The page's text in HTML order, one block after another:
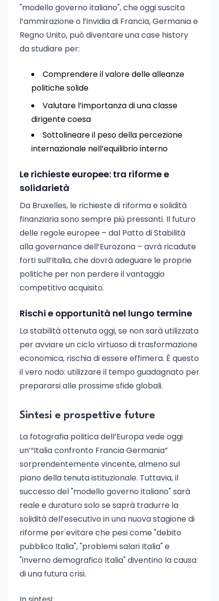
"modello governo italiano", che oggi suscita
l’ammirazione o l’invidia di Francia, Germania e
Regno Unito, può diventare una case history
da studiare per:
Comprendere il valore delle alleanze
politiche solide
Valutare l’importanza di una classe
dirigente coesa
Sottolineare il peso della percezione
internazionale nell’equilibrio interno
Le richieste europee: tra riforme e
solidarietà
Da Bruxelles, le richieste di riforma e solidità
finanziaria sono sempre più pressanti. Il futuro
delle regole europee – dal Patto di Stabilità
alla governance dell’Eurozona – avrà ricadute
forti sull’Italia, che dovrà adeguare le proprie
politiche per non perdere il vantaggio
competitivo acquisito.
Rischi e opportunità nel lungo termine
La stabilità ottenuta oggi, se non sarà utilizzata
per avviare un ciclo virtuoso di trasformazione
economica, rischia di essere effimera. È questo
il vero nodo: utilizzare il tempo guadagnato per
prepararsi alle prossime sfide globali.
Sintesi e prospettive future
La fotografia politica dell’Europa vede oggi
un’“Italia confronto Francia Germania”
sorprendentemente vincente, almeno sul
piano della tenuta istituzionale. Tuttavia, il
successo del "modello governo italiano" sarà
reale e duraturo solo se saprà tradurre la
solidità dell’esecutivo in una nuova stagione di
riforme per evitare che pesi come "debito
pubblico Italia", "problemi salari Italia" e
"inverno demografico Italia" diventino la causa
di una futura crisi.